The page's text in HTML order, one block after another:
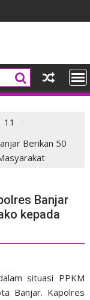
11
Berikan 50
Banjar
kepada
situasi PPKM
Banjar. Kapolres